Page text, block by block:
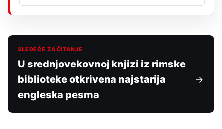
SLEDEĆE ZA ČITANJE
U srednjovekovnoj knjizi iz rimske
biblioteke otkrivena najstarija
engleska pesma